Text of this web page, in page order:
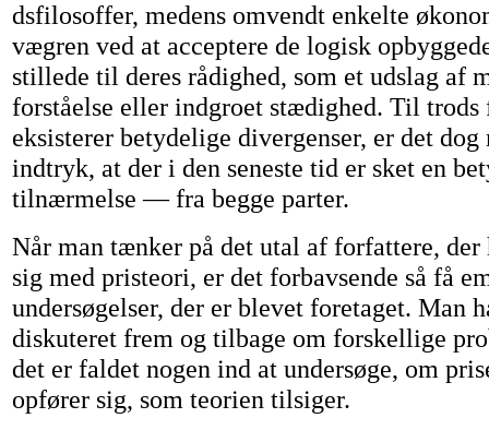
dsfilosoffer, medens omvendt enkelte
vægren ved at acceptere de logisk
stillede til deres rådighed, som et udslag af
forståelse eller indgroet stædighed. Til trods
eksisterer betydelige divergenser, er det
indtryk, at der i den seneste tid er sket en
tilnærmelse — fra begge parter.
Når man tænker på det utal af forfattere,
sig med pristeori, er det forbavsende så få
undersøgelser, der er blevet foretaget. Man
diskuteret frem og tilbage om forskellige
det er faldet nogen ind at undersøge, om
opfører sig, som teorien tilsiger.